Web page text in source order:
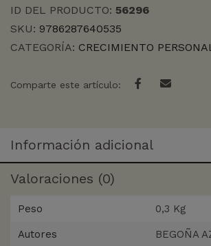
VEMOS
cantidad
ID DEL PRODUCTO: 56296
SKU: 9786287640535
CATEGORÍA: CRECIMIENTO
Comparte este artículo:
Información adicional
Valoraciones (0)
Peso 0,3 Kg
Autores BEGOÑA